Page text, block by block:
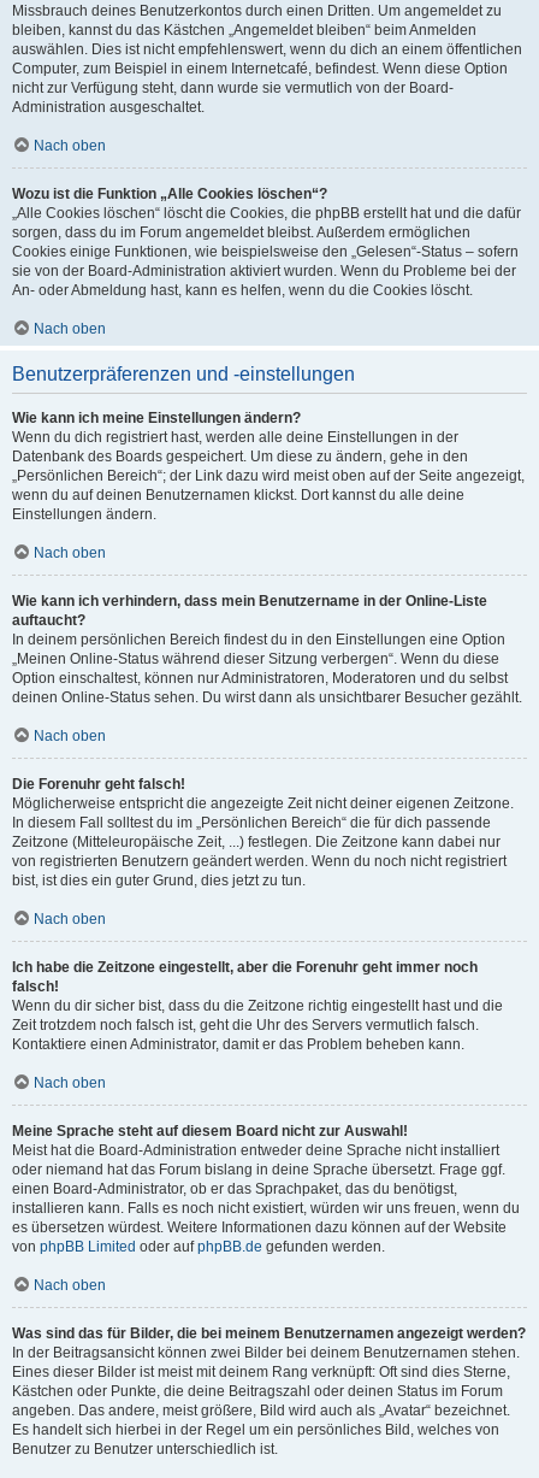
Missbrauch deines Benutzerkontos durch einen Dritten. Um angemeldet zu
bleiben, kannst du das Kästchen „Angemeldet bleiben“ beim Anmelden
auswählen. Dies ist nicht empfehlenswert, wenn du dich an einem öffentlichen
Computer, zum Beispiel in einem Internetcafé, befindest. Wenn diese Option
nicht zur Verfügung steht, dann wurde sie vermutlich von der Board-
Administration ausgeschaltet.
Nach oben
Wozu ist die Funktion „Alle Cookies löschen“?
„Alle Cookies löschen“ löscht die Cookies, die phpBB erstellt hat und die dafür
sorgen, dass du im Forum angemeldet bleibst. Außerdem ermöglichen
Cookies einige Funktionen, wie beispielsweise den „Gelesen“-Status – sofern
sie von der Board-Administration aktiviert wurden. Wenn du Probleme bei der
An- oder Abmeldung hast, kann es helfen, wenn du die Cookies löscht.
Nach oben
Benutzerpräferenzen und -einstellungen
Wie kann ich meine Einstellungen ändern?
Wenn du dich registriert hast, werden alle deine Einstellungen in der
Datenbank des Boards gespeichert. Um diese zu ändern, gehe in den
„Persönlichen Bereich“; der Link dazu wird meist oben auf der Seite angezeigt,
wenn du auf deinen Benutzernamen klickst. Dort kannst du alle deine
Einstellungen ändern.
Nach oben
Wie kann ich verhindern, dass mein Benutzername in der Online-Liste
auftaucht?
In deinem persönlichen Bereich findest du in den Einstellungen eine Option
„Meinen Online-Status während dieser Sitzung verbergen“. Wenn du diese
Option einschaltest, können nur Administratoren, Moderatoren und du selbst
deinen Online-Status sehen. Du wirst dann als unsichtbarer Besucher gezählt.
Nach oben
Die Forenuhr geht falsch!
Möglicherweise entspricht die angezeigte Zeit nicht deiner eigenen Zeitzone.
In diesem Fall solltest du im „Persönlichen Bereich“ die für dich passende
Zeitzone (Mitteleuropäische Zeit, ...) festlegen. Die Zeitzone kann dabei nur
von registrierten Benutzern geändert werden. Wenn du noch nicht registriert
bist, ist dies ein guter Grund, dies jetzt zu tun.
Nach oben
Ich habe die Zeitzone eingestellt, aber die Forenuhr geht immer noch
falsch!
Wenn du dir sicher bist, dass du die Zeitzone richtig eingestellt hast und die
Zeit trotzdem noch falsch ist, geht die Uhr des Servers vermutlich falsch.
Kontaktiere einen Administrator, damit er das Problem beheben kann.
Nach oben
Meine Sprache steht auf diesem Board nicht zur Auswahl!
Meist hat die Board-Administration entweder deine Sprache nicht installiert
oder niemand hat das Forum bislang in deine Sprache übersetzt. Frage ggf.
einen Board-Administrator, ob er das Sprachpaket, das du benötigst,
installieren kann. Falls es noch nicht existiert, würden wir uns freuen, wenn du
es übersetzen würdest. Weitere Informationen dazu können auf der Website
von phpBB Limited oder aufphpBB.de gefunden werden.
Nach oben
Was sind das für Bilder, die bei meinem Benutzernamen angezeigt werden?
In der Beitragsansicht können zwei Bilder bei deinem Benutzernamen stehen.
Eines dieser Bilder ist meist mit deinem Rang verknüpft: Oft sind dies Sterne,
Kästchen oder Punkte, die deine Beitragszahl oder deinen Status im Forum
angeben. Das andere, meist größere, Bild wird auch als „Avatar“ bezeichnet.
Es handelt sich hierbei in der Regel um ein persönliches Bild, welches von
Benutzer zu Benutzer unterschiedlich ist.